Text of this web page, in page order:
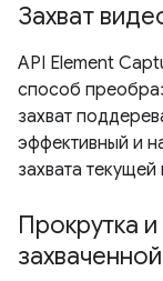
Захват
API Element
способ
захват
эффективный и
захвата
Прокрутка